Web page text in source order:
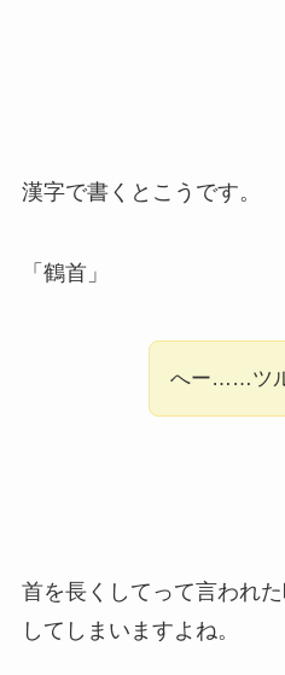
漢字で書くとこうです。
「鶴首」
へー……ツ
首を長くしてって言われ
してしまいますよね。